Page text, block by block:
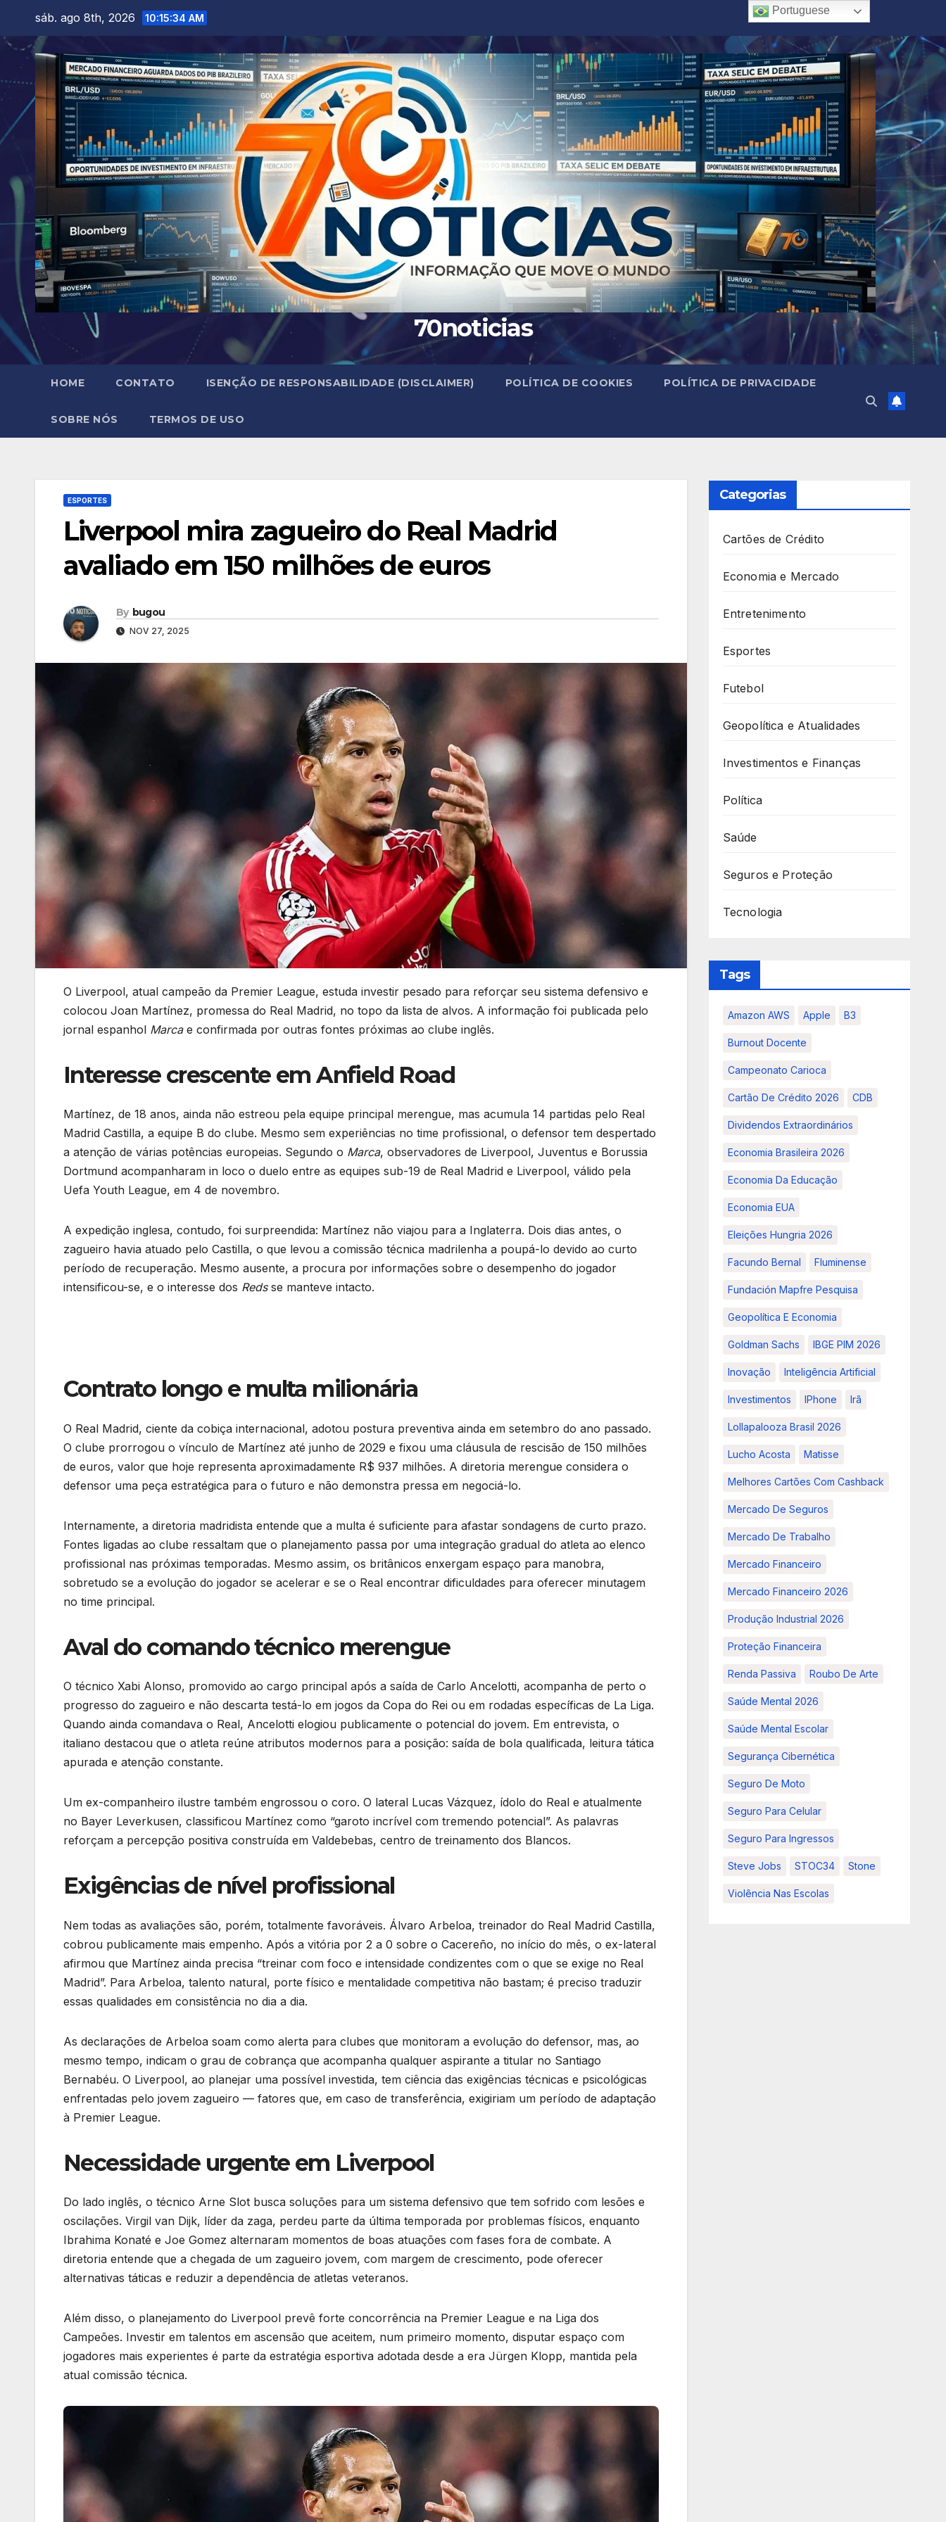
content
sáb. ago 8th, 2026 10:15:36 AM
70noticias
HOME CONTATO ISENÇÃO DE RESPONSABILIDADE (DISCLAIMER) POLÍTICA DE COOKIES POLÍTICA DE PRIVACIDADE
SOBRE NÓS TERMOS DE USO
ESPORTES
Liverpool mira zagueiro do Real Madrid
avaliado em 150 milhões de euros
By bugou
NOV 27, 2025
O Liverpool, atual campeão da Premier League, estuda investir pesado para reforçar seu sistema defensivo e
colocou Joan Martínez, promessa do Real Madrid, no topo da lista de alvos. A informação foi publicada pelo
jornal espanhol Marcae confirmada por outras fontes próximas ao clube inglês.
Interesse crescente em Anfield Road
Martínez, de 18 anos, ainda não estreou pela equipe principal merengue, mas acumula 14 partidas pelo Real
Madrid Castilla, a equipe B do clube. Mesmo sem experiências no time profissional, o defensor tem despertado
a atenção de várias potências europeias. Segundo o Marca, observadores de Liverpool, Juventus e Borussia
Dortmund acompanharam in loco o duelo entre as equipes sub-19 de Real Madrid e Liverpool, válido pela
Uefa Youth League, em 4 de novembro.
A expedição inglesa, contudo, foi surpreendida: Martínez não viajou para a Inglaterra. Dois dias antes, o
zagueiro havia atuado pelo Castilla, o que levou a comissão técnica madrilenha a poupá-lo devido ao curto
período de recuperação. Mesmo ausente, a procura por informações sobre o desempenho do jogador
intensificou-se, e o interesse dos Redsse manteve intacto.
Contrato longo e multa milionária
O Real Madrid, ciente da cobiça internacional, adotou postura preventiva ainda em setembro do ano passado.
O clube prorrogou o vínculo de Martínez até junho de 2029 e fixou uma cláusula de rescisão de 150 milhões
de euros, valor que hoje representa aproximadamente R$ 937 milhões. A diretoria merengue considera o
defensor uma peça estratégica para o futuro e não demonstra pressa em negociá-lo.
Internamente, a diretoria madridista entende que a multa é suficiente para afastar sondagens de curto prazo.
Fontes ligadas ao clube ressaltam que o planejamento passa por uma integração gradual do atleta ao elenco
profissional nas próximas temporadas. Mesmo assim, os britânicos enxergam espaço para manobra,
sobretudo se a evolução do jogador se acelerar e se o Real encontrar dificuldades para oferecer minutagem
no time principal.
Aval do comando técnico merengue
O técnico Xabi Alonso, promovido ao cargo principal após a saída de Carlo Ancelotti, acompanha de perto o
progresso do zagueiro e não descarta testá-lo em jogos da Copa do Rei ou em rodadas específicas de La Liga.
Quando ainda comandava o Real, Ancelotti elogiou publicamente o potencial do jovem. Em entrevista, o
italiano destacou que o atleta reúne atributos modernos para a posição: saída de bola qualificada, leitura tática
apurada e atenção constante.
Um ex-companheiro ilustre também engrossou o coro. O lateral Lucas Vázquez, ídolo do Real e atualmente
no Bayer Leverkusen, classificou Martínez como “garoto incrível com tremendo potencial”. As palavras
reforçam a percepção positiva construída em Valdebebas, centro de treinamento dos Blancos.
Exigências de nível profissional
Nem todas as avaliações são, porém, totalmente favoráveis. Álvaro Arbeloa, treinador do Real Madrid Castilla,
cobrou publicamente mais empenho. Após a vitória por 2 a 0 sobre o Cacereño, no início do mês, o ex-lateral
afirmou que Martínez ainda precisa “treinar com foco e intensidade condizentes com o que se exige no Real
Madrid”. Para Arbeloa, talento natural, porte físico e mentalidade competitiva não bastam; é preciso traduzir
essas qualidades em consistência no dia a dia.
As declarações de Arbeloa soam como alerta para clubes que monitoram a evolução do defensor, mas, ao
mesmo tempo, indicam o grau de cobrança que acompanha qualquer aspirante a titular no Santiago
Bernabéu. O Liverpool, ao planejar uma possível investida, tem ciência das exigências técnicas e psicológicas
enfrentadas pelo jovem zagueiro — fatores que, em caso de transferência, exigiriam um período de adaptação
à Premier League.
Necessidade urgente em Liverpool
Do lado inglês, o técnico Arne Slot busca soluções para um sistema defensivo que tem sofrido com lesões e
oscilações. Virgil van Dijk, líder da zaga, perdeu parte da última temporada por problemas físicos, enquanto
Ibrahima Konaté e Joe Gomez alternaram momentos de boas atuações com fases fora de combate. A
diretoria entende que a chegada de um zagueiro jovem, com margem de crescimento, pode oferecer
alternativas táticas e reduzir a dependência de atletas veteranos.
Além disso, o planejamento do Liverpool prevê forte concorrência na Premier League e na Liga dos
Campeões. Investir em talentos em ascensão que aceitem, num primeiro momento, disputar espaço com
jogadores mais experientes é parte da estratégia esportiva adotada desde a era Jürgen Klopp, mantida pela
atual comissão técnica.
Categorias
Cartões de Crédito
Economia e Mercado
Entretenimento
Esportes
Futebol
Geopolítica e Atualidades
Investimentos e Finanças
Política
Saúde
Seguros e Proteção
Tecnologia
Tags
Amazon AWS Apple B3
Burnout Docente
Campeonato Carioca
Cartão De Crédito 2026 CDB
Dividendos Extraordinários
Economia Brasileira 2026
Economia Da Educação
Economia EUA
Eleições Hungria 2026
Facundo Bernal Fluminense
Fundación Mapfre Pesquisa
Geopolítica E Economia
Goldman Sachs IBGE PIM 2026
Inovação Inteligência Artificial
Investimentos IPhone Irã
Lollapalooza Brasil 2026
Lucho Acosta Matisse
Melhores Cartões Com Cashback
Mercado De Seguros
Mercado De Trabalho
Mercado Financeiro
Mercado Financeiro 2026
Produção Industrial 2026
Proteção Financeira
Renda Passiva Roubo De Arte
Saúde Mental 2026
Saúde Mental Escolar
Segurança Cibernética
Seguro De Moto
Seguro Para Celular
Seguro Para Ingressos
Steve Jobs STOC34 Stone
Violência Nas Escolas
Portuguese